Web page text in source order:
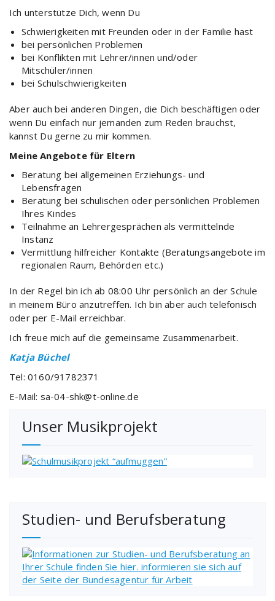
Ich unterstütze Dich, wenn Du
Schwierigkeiten mit Freunden oder in der Familie hast
bei persönlichen Problemen
bei Konflikten mit Lehrer/innen und/oder
Mitschüler/innen
bei Schulschwierigkeiten
Aber auch bei anderen Dingen, die Dich beschäftigen oder
wenn Du einfach nur jemanden zum Reden brauchst,
kannst Du gerne zu mir kommen.
Meine Angebote für Eltern
Beratung bei allgemeinen Erziehungs- und
Lebensfragen
Beratung bei schulischen oder persönlichen Problemen
Ihres Kindes
Teilnahme an Lehrergesprächen als vermittelnde
Instanz
Vermittlung hilfreicher Kontakte (Beratungsangebote im
regionalen Raum, Behörden etc.)
In der Regel bin ich ab 08:00 Uhr persönlich an der Schule
in meinem Büro anzutreffen. Ich bin aber auch telefonisch
oder per E-Mail erreichbar.
Ich freue mich auf die gemeinsame Zusammenarbeit.
Katja Büchel
Tel: 0160/91782371
E-Mail: sa-04-shk@t-online.de
Unser Musikprojekt
Studien- und Berufsberatung